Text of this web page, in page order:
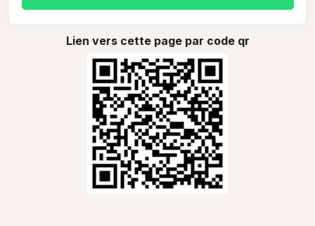
Lien vers cette page par code qr